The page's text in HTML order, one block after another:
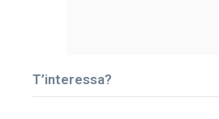
T’interessa?